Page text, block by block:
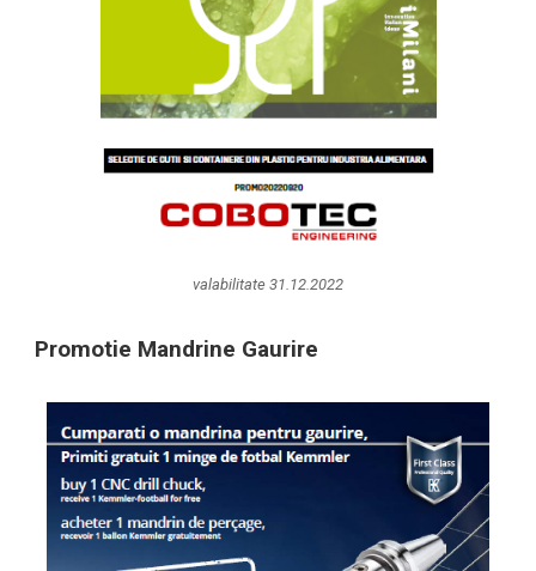
valabilitate 31.12.2022
Promotie Mandrine Gaurire